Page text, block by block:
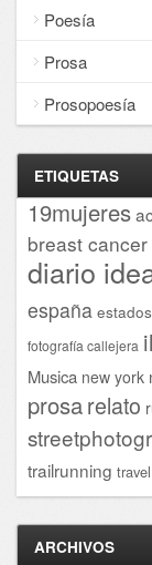
Poesía
Prosa
Prosopoesía
ETIQUETAS
19mujeres
breast
diario
españa
fotografía callejera
Musica new york
prosarelato
trailrunning travel
ARCHIVOS